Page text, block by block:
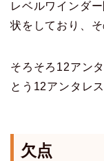
レベルワインダ
状をしており、
そろそろ12アン
とう12アンタレス
欠点